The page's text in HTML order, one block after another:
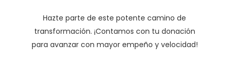
Hazte parte de este potente camino de
transformación. ¡Contamos con tu donación
para avanzar con mayor empeño y velocidad!